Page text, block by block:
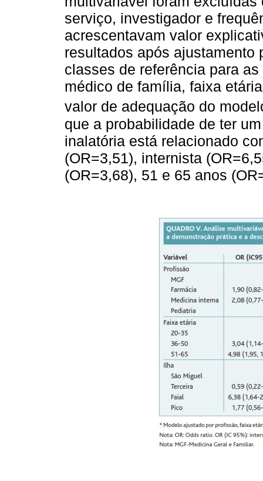
serviço, investigador e
acrescentavam valor
resultados após ajustamento
classes de referência para
médico de família, faixa
valor de adequação do
que a probabilidade de ter
inalatória está relacionado
(OR=3,51), internista
(OR=3,68), 51 e 65 anos